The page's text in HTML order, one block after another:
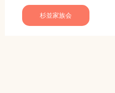
杉並家族会